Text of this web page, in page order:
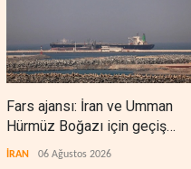
Fars ajansı: İran ve Umman
Hürmüz Boğazı için geçiş
koridorlarında anlaştı
İRAN 06 Ağustos 2026